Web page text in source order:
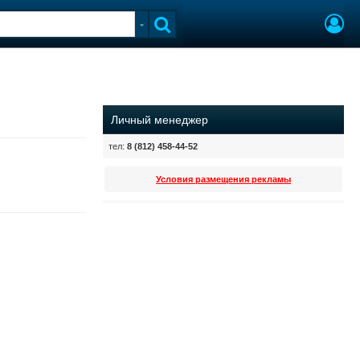
Личный менеджер
тел: 8 (812) 458-44-52
Условия размещения рекламы